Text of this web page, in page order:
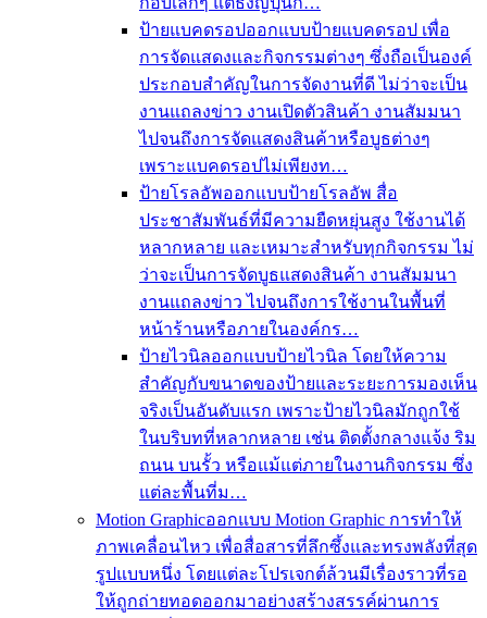
ป้ายแบคดรอปออกแบบป้ายแบคดรอป เพื่อ
การจัดแสดงและกิจกรรมต่างๆ ซึ่งถือเป็นองค์
ประกอบสำคัญในการจัดงานที่ดี ไม่ว่าจะเป็น
งานแถลงข่าว งานเปิดตัวสินค้า งานสัมมนา
ไปจนถึงการจัดแสดงสินค้าหรือบูธต่างๆ
เพราะแบคดรอปไม่เพียงท…
ป้ายโรลอัพออกแบบป้ายโรลอัพ สื่อ
ประชาสัมพันธ์ที่มีความยืดหยุ่นสูง ใช้งานได้
หลากหลาย และเหมาะสำหรับทุกกิจกรรม ไม่
ว่าจะเป็นการจัดบูธแสดงสินค้า งานสัมมนา
งานแถลงข่าว ไปจนถึงการใช้งานในพื้นที่
หน้าร้านหรือภายในองค์กร…
ป้ายไวนิลออกแบบป้ายไวนิล โดยให้ความ
สำคัญกับขนาดของป้ายและระยะการมองเห็น
จริงเป็นอันดับแรก เพราะป้ายไวนิลมักถูกใช้
ในบริบทที่หลากหลาย เช่น ติดตั้งกลางแจ้ง ริม
ถนน บนรั้ว หรือแม้แต่ภายในงานกิจกรรม ซึ่ง
แต่ละพื้นที่ม…
Motion Graphicออกแบบ Motion Graphic การทำให้
ภาพเคลื่อนไหว เพื่อสื่อสารที่ลึกซึ้งและทรงพลังที่สุด
รูปแบบหนึ่ง โดยแต่ละโปรเจกต์ล้วนมีเรื่องราวที่รอ
ให้ถูกถ่ายทอดออกมาอย่างสร้างสรรค์ผ่านการ